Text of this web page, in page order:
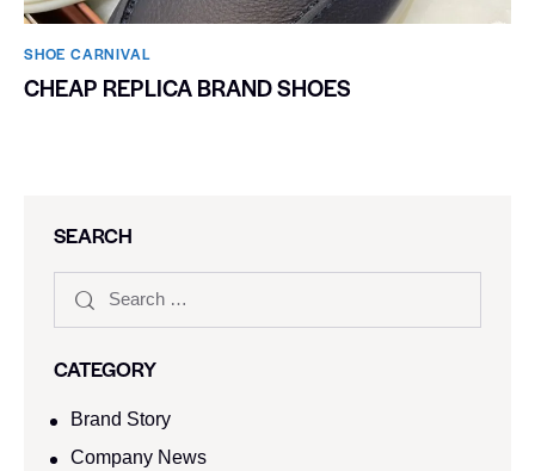
SHOE CARNIVAL​
CHEAP REPLICA BRAND SHOES
SEARCH
CATEGORY
Brand Story
Company News